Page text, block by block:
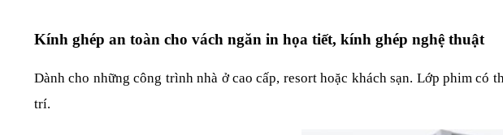
Kính ghép an toàn cho vách ngăn in họa tiết, kính ghép nghệ thuật
Dành cho những công trình nhà ở cao cấp, resort hoặc khách sạn. Lớp phim
trí.